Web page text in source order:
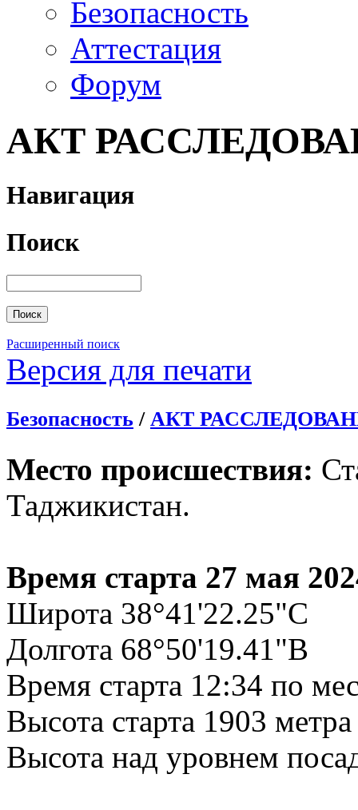
Безопасность
Аттестация
Форум
АКТ
Навигация
Поиск
Расширенный поиск
Версия для печати
Безопасность / АКТ
Место происшествия:
Таджикистан.
Время старта 27 мая
Широта 38°41'22.25"С
Долгота 68°50'19.41"В
Время старта 12:34 по
Высота старта 1903
Высота над уровнем